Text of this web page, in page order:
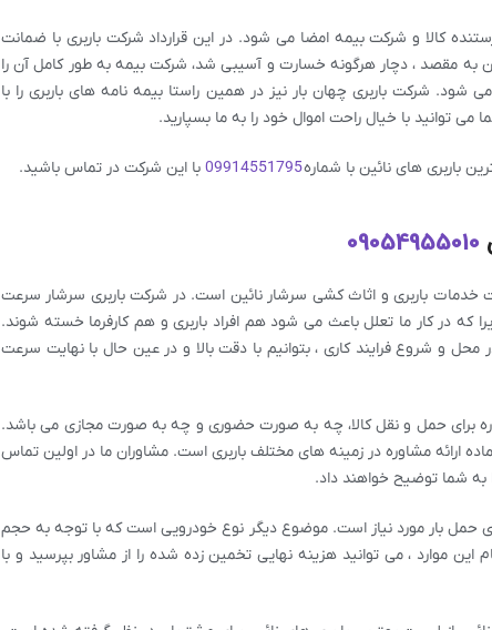
کالا و شرکت بیمه امضا می شود. در این قرارداد شرکت باربری با ضمانت
مقصد ، دچار هرگونه خسارت و آسیبی شد، شرکت بیمه به طور کامل آن را
شرکت باربری چهان بار نیز در همین راستا بیمه نامه های باربری را با
توانید با خیال راحت اموال خود را به ما بسپارید.
باربری های نائین با شماره09914551795 با این شرکت در تماس باشید.
09054955010
خدمات باربری و اثاث کشی سرشار نائین است. در شرکت باربری سرشار سرعت
که در کار ما تعلل باعث می شود هم افراد باربری و هم کارفرما خسته شوند.
و شروع فرایند کاری ، بتوانیم با دقت بالا و در عین حال با نهایت سرعت
برای حمل و نقل کالا، چه به صورت حضوری و چه به صورت مجازی می باشد.
ارائه مشاوره در زمینه های مختلف باربری است. مشاوران ما در اولین تماس
به شما توضیح خواهند داد.
حمل بار مورد نیاز است. موضوع دیگر نوع خودرویی است که با توجه به حجم
این موارد ، می توانید هزینه نهایی تخمین زده شده را از مشاور بپرسید و با